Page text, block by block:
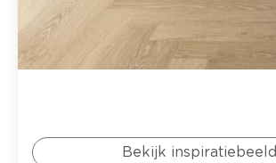
Bekijk inspiratiebeeld